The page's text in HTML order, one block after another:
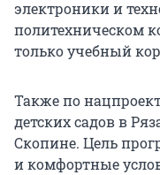
электроники и
политехническом
только учебный
Также по
детских садов в
Скопине. Цель
и комфортные